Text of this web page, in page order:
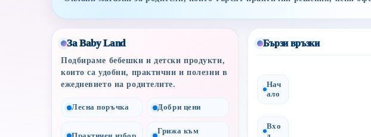
За Baby Land
Подбираме бебешки и детски продукти,
които са удобни, практични и полезни в
ежедневието на родителите.
Лесна поръчка Добри цени
Грижа към
Бързи връзки
Нач
ало
Вхо